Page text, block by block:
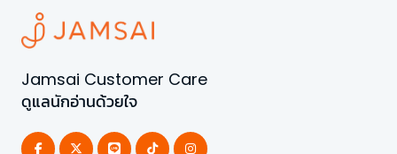
Jamsai Customer Care
ดูแลนักอ่านด้วยใจ